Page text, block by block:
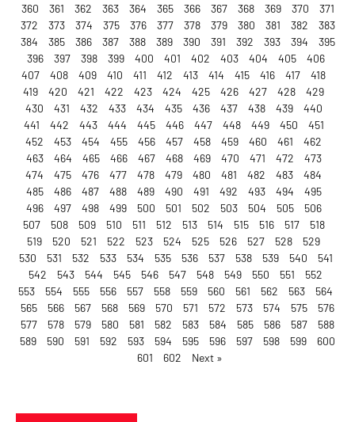
360
361 362 363 364 365 366 367 368 369 370
371
372
373 374 375 376 377 378 379 380 381 382
383
384
385 386 387 388 389 390 391 392 393 394
395
396
397 398 399 400 401 402 403 404 405
406
407
408 409 410 411 412 413 414 415 416 417
418
419
420 421 422 423 424 425 426 427 428
429
430
431 432 433 434 435 436 437 438 439
440
441
442 443 444 445 446 447 448 449 450
451
452
453 454 455 456 457 458 459 460 461
462
463
464 465 466 467 468 469 470 471 472
473
474
475 476 477 478 479 480 481 482 483
484
485
486 487 488 489 490 491 492 493 494
495
496
497 498 499 500 501 502 503 504 505
506
507
508 509 510 511 512 513 514 515 516 517
518
519
520 521 522 523 524 525 526 527 528
529
530
531 532 533 534 535 536 537 538 539 540
541
542
543 544 545 546 547 548 549 550 551
552
553
554 555 556 557 558 559 560 561 562 563
564
565
566 567 568 569 570 571 572 573 574 575
576
577
578 579 580 581 582 583 584 585 586 587
588
589
590 591 592 593 594 595 596 597 598 599
600
601
602 Next »